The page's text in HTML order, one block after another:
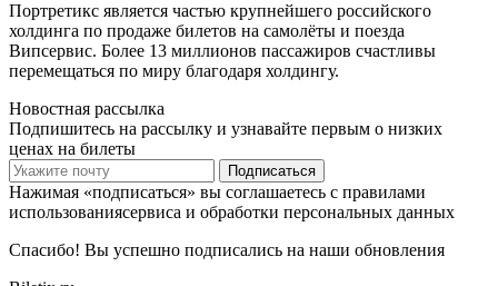
Портретикс является частью крупнейшего российского
холдинга по продаже билетов на самолёты и поезда
Випсервис. Более 13 миллионов пассажиров счастливы
перемещаться по миру благодаря холдингу.
Новостная рассылка
Подпишитесь на рассылку и узнавайте первым о низких
ценах на билеты
Подписаться
Нажимая «подписаться» вы соглашаетесь с правилами
использованиясервиса и обработки персональных данных
Спасибо! Вы успешно подписались на наши обновления